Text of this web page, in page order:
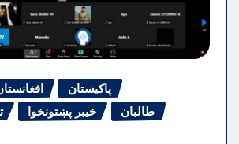
پاکیستان
خیبر پښتونخوا
طالبان